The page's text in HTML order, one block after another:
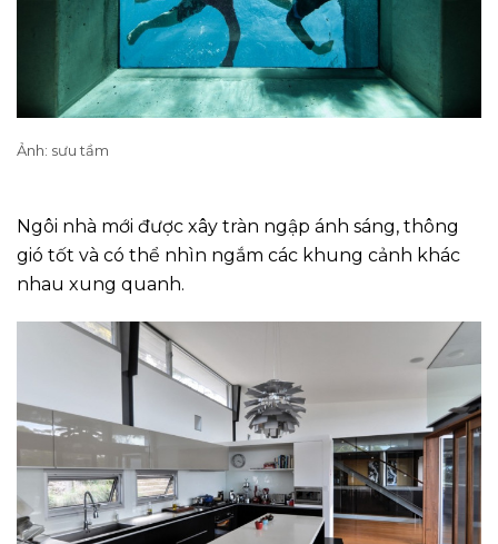
Ảnh: sưu tầm
Ngôi nhà mới được xây tràn ngập ánh sáng, thông
gió tốt và có thể nhìn ngắm các khung cảnh khác
nhau xung quanh.